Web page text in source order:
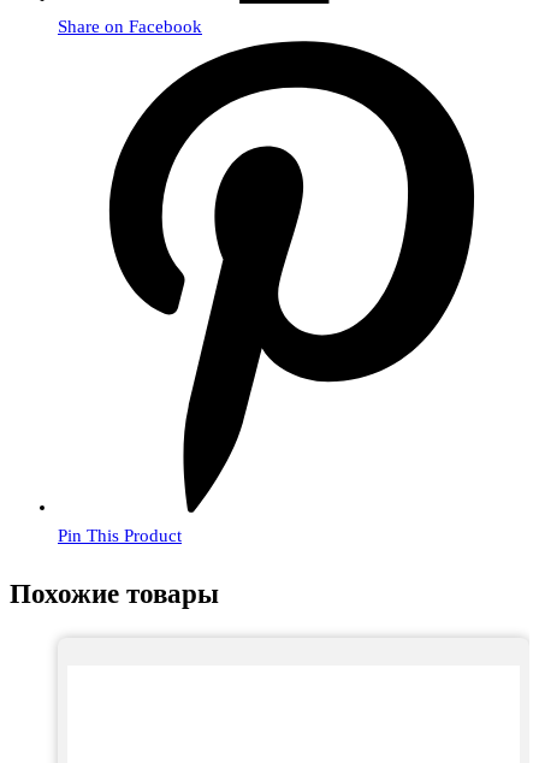
Share on Facebook
Pin This Product
Похожие товары